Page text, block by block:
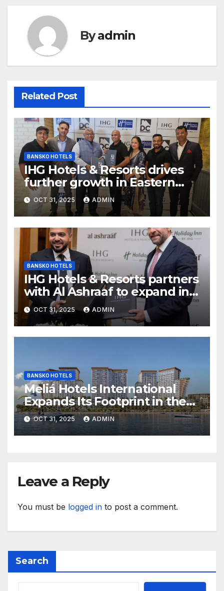
Byadmin
Related Post
BANSKO HOTELS
IHG Hotels & Resorts drives
further growth in Eastern
India with signing of Holiday
Inn Express Siliguri Bagdogra
Airport
OCT 31, 2025 ADMIN
BANSKO HOTELS
IHG Hotels & Resorts partners
with Al Ashraaf to expand in
Egypt with signing of Holiday
Inn Cairo Al Obour
OCT 31, 2025 ADMIN
BANSKO HOTELS
Meliá Hotels International
Expands Its Footprint in the
Middle East with Its First
Hotel in Bahrain
OCT 31, 2025 ADMIN
Leave a Reply
You must be logged in to post a comment.
Search